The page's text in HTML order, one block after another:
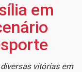
em
vitórias em